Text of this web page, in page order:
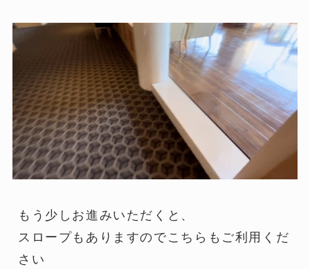
もう少しお進みいただくと、
スロープもありますのでこちらもご利用くだ
さい